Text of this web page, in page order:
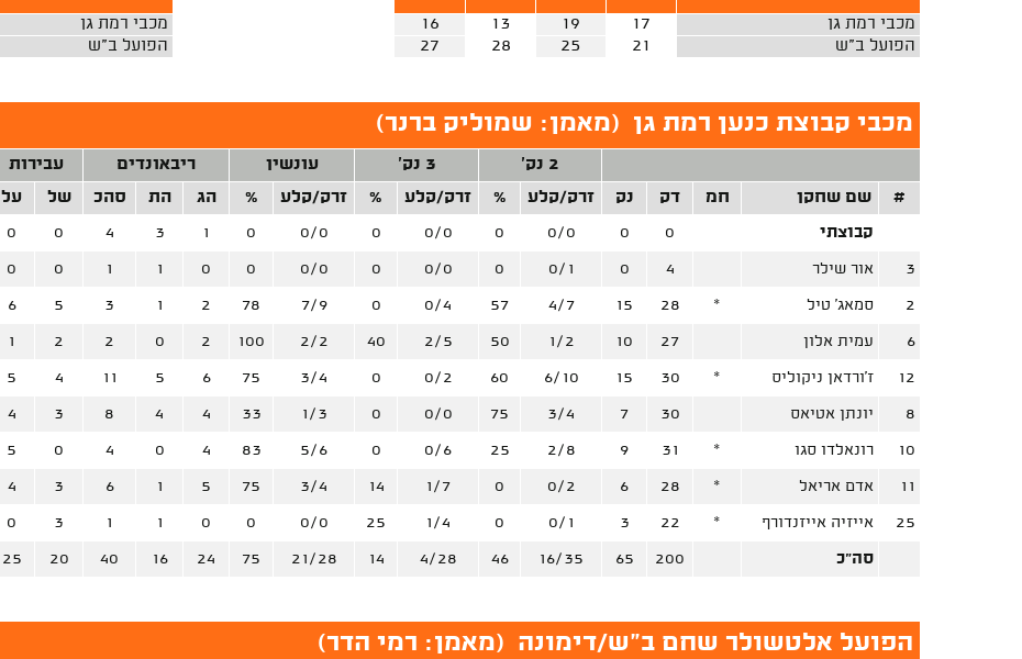
מכבי רמת גן 17
19
13
16
הפועל ב"ש
21
25
28
27
מכבי רמת גן
הפועל ב"ש
מכבי קבוצת כנען רמת גן (מאמן: שמוליק ברנר)
2 נק' 3 נק' עונשין ריבאונדים עבירות
#
שם שחקן חמ דק נק זרק/קלע % זרק/קלע % זרק/קלע % הג הת סהכ של על
קבוצתי 0
0
0/0
0
0/0
0
0/0
0
1
3
4
0
0
3 אור שילר 4
0
0/1
0
0/0
0
0/0
0
0
1
1
0
0
2 סמאג' טיל *
28
15
4/7
57
0/4
0
7/9
78
2
1
3
5
6
6 עמית אלון 27
10
1/2
50
2/5
40
2/2
100
2
0
2
2
1
12 ז'ורדאן ניקוליס *
30
15
6/10
60
0/2
0
3/4
75
6
5
11
4
5
8 יונתן אטיאס 30
7
3/4
75
0/0
0
1/3
33
4
4
8
3
4
10 רונאלדו סגו *
31
9
2/8
25
0/6
0
5/6
83
4
0
4
0
5
11 אדם אריאל *
28
6
0/2
0
1/7
14
3/4
75
5
1
6
3
4
25 אייזיה אייזנדורף *
22
3
0/1
0
1/4
25
0/0
0
0
1
1
3
0
סה"כ 200
65
16/35
46
4/28
14
21/28
75
24
16
40
20
25
הפועל אלטשולר שחם ב"ש/דימונה (מאמן: רמי הדר)